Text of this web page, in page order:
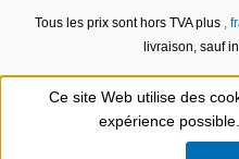
Tous les prix sont hors TVA plus ,
livraison, sauf
Ce site Web utilise des
expérience possible.